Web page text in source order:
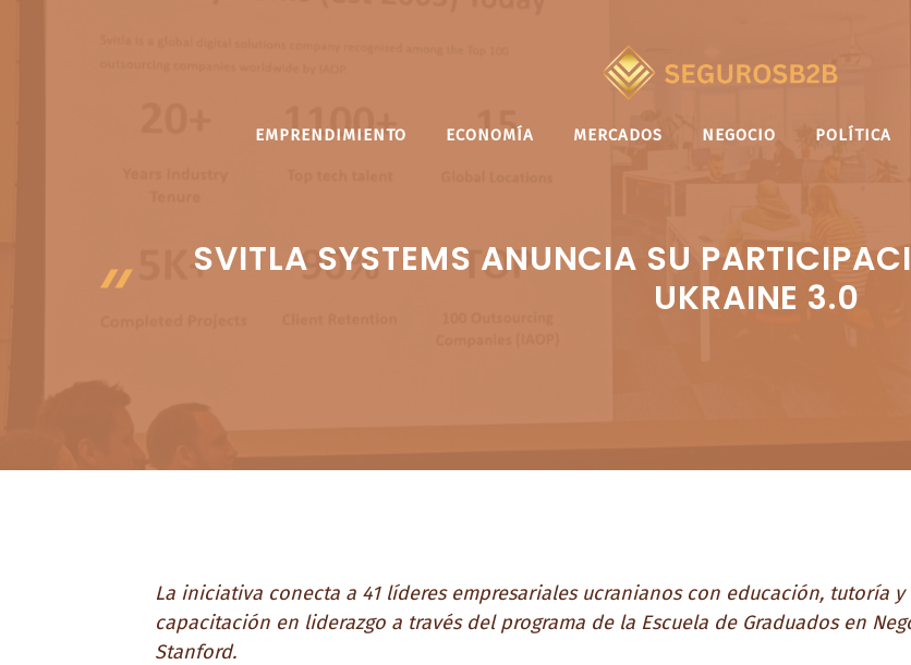
EMPRENDIMIENTO ECONOMÍA MERCADOS NEGOCIO POLÍTICA
SVITLA SYSTEMS ANUNCIA SU
UKRAINE 3.0
La iniciativa conecta a 41 líderes empresariales ucranianos con educación, tutoría y
capacitación en liderazgo a través del programa de la Escuela de Graduados en
Stanford.